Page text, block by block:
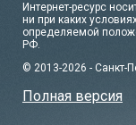
Интернет-ресурс
ни при каких
определяемой
РФ.
© 2013-2026 - Санкт-
Полная версия